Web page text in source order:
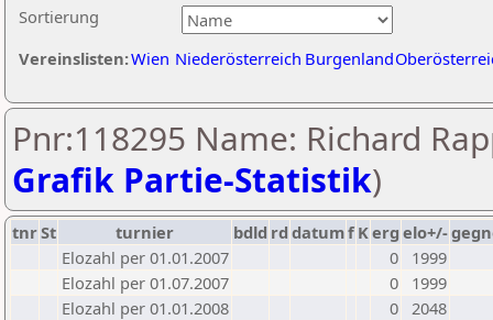
Sortierung
Vereinslisten:Wien Niederösterreich Burgenland
Pnr:118295 Name: Richard
Grafik Partie-Statistik)
tnrSt turnier bdld rd datumf Kerg elo+/-
Elozahl per 01.01.2007
0
1999
Elozahl per 01.07.2007
0
1999
Elozahl per 01.01.2008
0 2048